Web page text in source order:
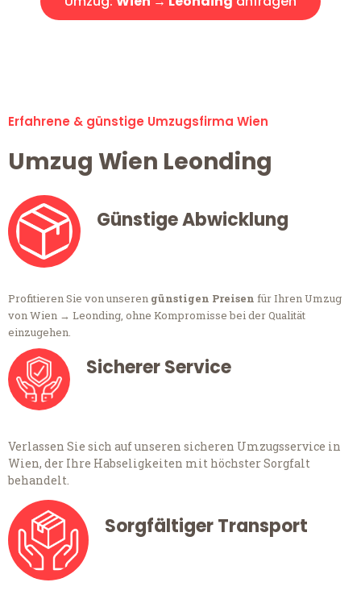
Erfahrene & günstige Umzugsfirma Wien
Umzug Wien Leonding
Günstige Abwicklung
Profitieren Sie von unseren günstigen Preisen für Ihren Umzug
von Wien → Leonding, ohne Kompromisse bei der Qualität
einzugehen.
Sicherer Service
Verlassen Sie sich auf unseren sicheren Umzugsservice in
Wien, der Ihre Habseligkeiten mit höchster Sorgfalt
behandelt.
Sorgfältiger Transport